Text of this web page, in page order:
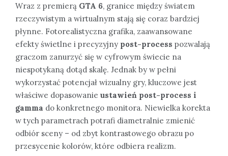
Wraz z premierą GTA 6, granice między światem
rzeczywistym a wirtualnym stają się coraz bardziej
płynne. Fotorealistyczna grafika, zaawansowane
efekty świetlne i precyzyjny post-process pozwalają
graczom zanurzyć się w cyfrowym świecie na
niespotykaną dotąd skalę. Jednak by w pełni
wykorzystać potencjał wizualny gry, kluczowe jest
właściwe dopasowanie ustawień post-process i
gamma do konkretnego monitora. Niewielka korekta
w tych parametrach potrafi diametralnie zmienić
odbiór sceny – od zbyt kontrastowego obrazu po
przesycenie kolorów, które odbiera realizm.